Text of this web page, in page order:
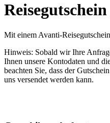
Reisegutschein
Mit einem Avanti-
Hinweis: Sobald wir Ihre
Ihnen unsere Kontodaten und
beachten Sie, dass der
uns versendet werden kann.